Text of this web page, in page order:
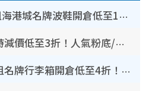
開倉優惠 | 尖沙咀海港城名牌波鞋開倉低至1折！On鞋$899起／Joy&Peace鞋履$98起
CHANEL美妝限時減價低至3折！人氣粉底/唇膏/精華液低至$275！COCO香水都有平
開倉優惠｜尖沙咀名牌行李箱開倉低至4折！一連5日 American Tourister/ace./Hallmark $200起！